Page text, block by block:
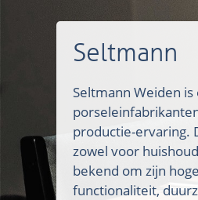
Seltmann
Seltmann Weiden
productie-ervaring.
zowel voor
bekend om zijn
functionaliteit,